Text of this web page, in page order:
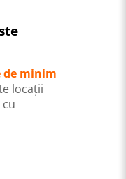
de minim
locații